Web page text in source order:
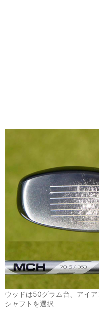
ウッドは50グラム台、アイ
シャフトを選択